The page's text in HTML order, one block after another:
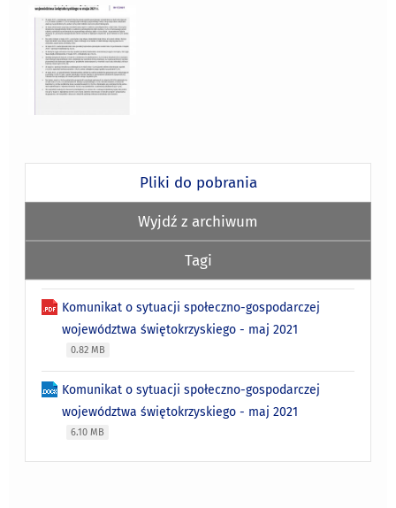
Pliki do pobrania
Wyjdź z archiwum
Tagi
Komunikat o sytuacji społeczno-gospodarczej
województwa świętokrzyskiego - maj 2021
0.82 MB
Komunikat o sytuacji społeczno-gospodarczej
województwa świętokrzyskiego - maj 2021
6.10 MB